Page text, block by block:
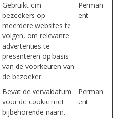
Gebruikt om
bezoekers op
meerdere websites te
volgen, om relevante
advertenties te
presenteren op basis
van de voorkeuren van
de bezoeker.
Perman
ent
Bevat de vervaldatum
voor de cookie met
bijbehorende naam.
Perman
ent